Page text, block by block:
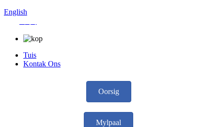
English
Tuis
Kontak Ons
Oorsig
Mylpaal